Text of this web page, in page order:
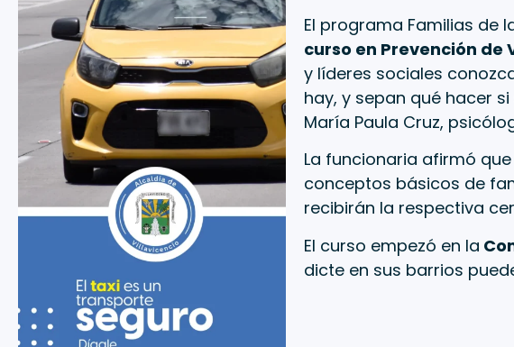
El programa Familias de
curso en Prevención
y líderes sociales
hay, y sepan qué hacer
María Paula Cruz,
La funcionaria afirmó
conceptos básicos de
recibirán la respectiva
El curso empezó en la
dicte en sus barrios